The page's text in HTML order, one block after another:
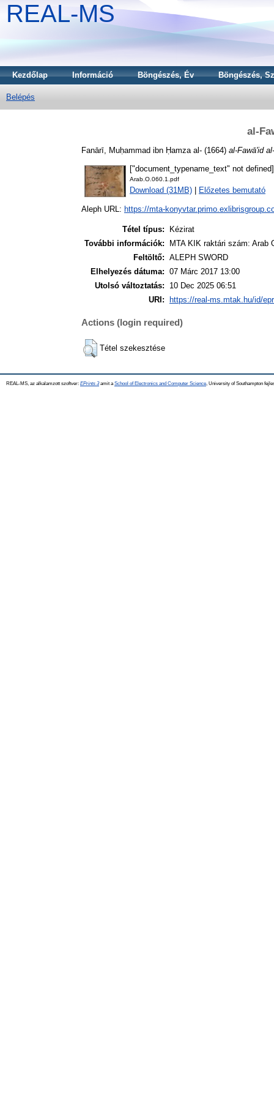
REAL-MS
Kezdőlap Információ Böngészés, Év Böngészés,
Belépés
al-
Fanārī, Muḥammad ibn Ḥamza al- (1664) al-Fawā'id
["document_typename_text" not defined]
Arab.O.060.1.pdf
Download (31MB) Előzetes bemutató
Aleph URL: https://mta-
Tétel típus:
Kézirat
További információk:
MTA KIK raktári szám: Arab
Feltöltő: ALEPH SWORD
Elhelyezés dátuma: 07 Márc 2017 13:00
Utolsó változtatás:
10 Dec 2025 06:51
URI:
https://real-ms.mtak.hu/id/
Actions (login required)
Tétel szekesztése
REAL-MS, az alkalamzott szoftver: EPrints 3amit a School of Electronics and Computer Science , University of Southampton